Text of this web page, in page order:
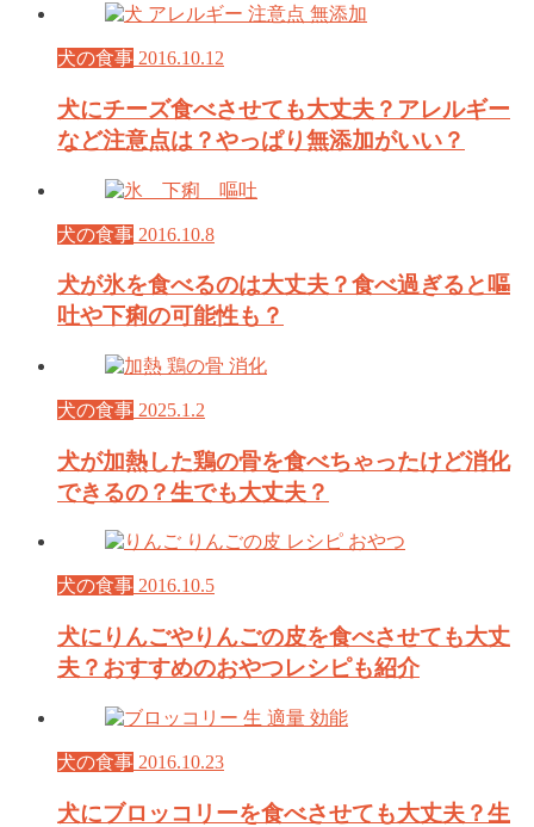
犬の食事 2016.10.12
犬にチーズ食べさせても大丈夫？アレルギー
など注意点は？やっぱり無添加がいい？
犬の食事 2016.10.8
犬が氷を食べるのは大丈夫？食べ過ぎると嘔
吐や下痢の可能性も？
犬の食事 2025.1.2
犬が加熱した鶏の骨を食べちゃったけど消化
できるの？生でも大丈夫？
犬の食事 2016.10.5
犬にりんごやりんごの皮を食べさせても大丈
夫？おすすめのおやつレシピも紹介
犬の食事 2016.10.23
犬にブロッコリーを食べさせても大丈夫？生